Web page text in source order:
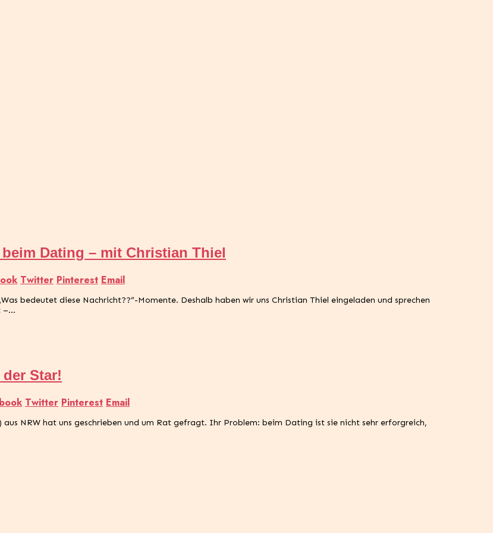
Dating – mit Christian Thiel
Twitter Pinterest Email
bedeutet diese Nachricht??“-Momente. Deshalb haben wir uns Christian Thiel eingeladen und sprechen
–…
Star!
Twitter Pinterest Email
NRW hat uns geschrieben und um Rat gefragt. Ihr Problem: beim Dating ist sie nicht sehr erforgreich,